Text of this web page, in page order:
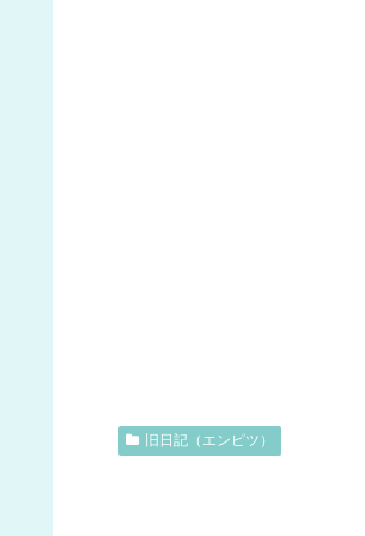
旧日記（エンピツ）